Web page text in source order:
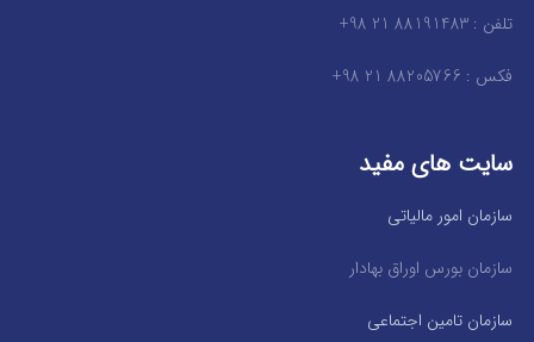
تلفن : 88191483 21 98+
فکس : 88205766 21 98+
سایت های مفید
سازمان امور مالیاتی
سازمان بورس اوراق بهادار
سازمان تامین اجتماعی